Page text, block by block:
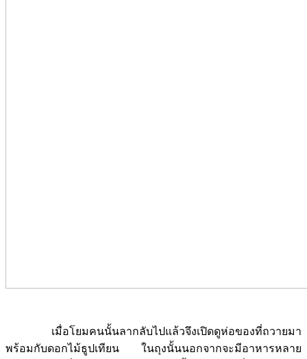
เมื่อโยมคนนั้นลากลับไปแล้วจึงเปิดดูห่อของที่ถวายมา
พร้อมกับดอกไม้ธูปเทียน ในถุงนั้นนอกจากจะมีอาหารหลาย